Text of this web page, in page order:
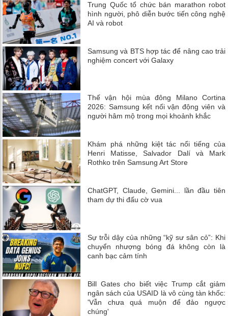
Trung Quốc tổ chức bán marathon robot
hình người, phô diễn bước tiến công nghệ
AI và robot
Samsung và BTS hợp tác để nâng cao trải
nghiệm concert với Galaxy
Thế vận hội mùa đông Milano Cortina
2026: Samsung kết nối vận động viên và
người hâm mộ trong mọi khoảnh khắc
Khám phá những kiệt tác nổi tiếng của
Henri Matisse, Salvador Dalí và Mark
Rothko trên Samsung Art Store
ChatGPT, Claude, Gemini... lần đầu tiên
tham dự thi đấu cờ vua
Sự trỗi dậy của những “kỹ sư sân cỏ”: Khi
chuyển nhượng bóng đá không còn là
canh bạc cảm tính
Bill Gates cho biết việc Trump cắt giảm
ngân sách của USAID là vô cùng tàn khốc:
'Vẫn chưa quá muộn để đảo ngược
chúng'